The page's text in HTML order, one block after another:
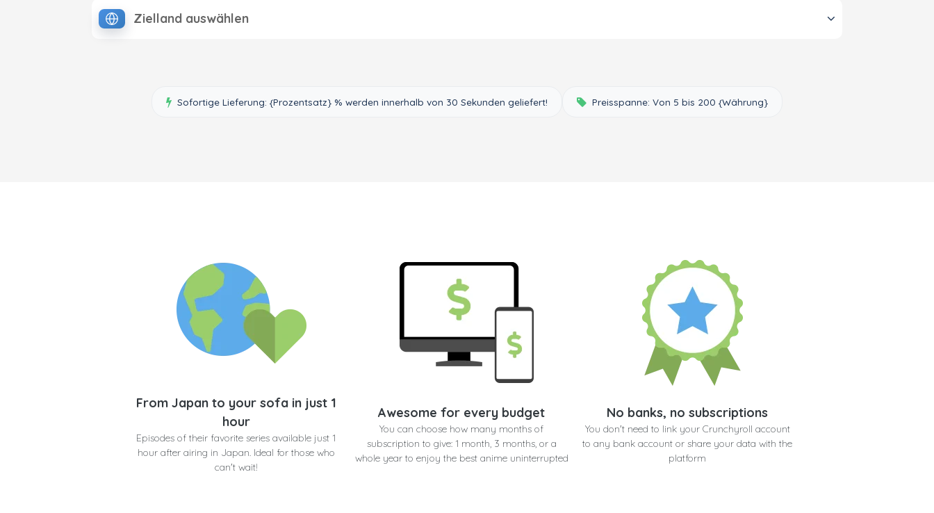
Zielland auswählen
Sofortige Lieferung: {Prozentsatz} % werden innerhalb von 30 Sekunden geliefert! Preisspanne: Von 5 bis 200 {Währung}
From Japan to your sofa in just 1
hour
Episodes of their favorite series available just 1
hour after airing in Japan. Ideal for those who
can't wait!
Awesome for every budget
You can choose how many months of
subscription to give: 1 month, 3 months, or a
whole year to enjoy the best anime uninterrupted
No banks, no subscriptions
You don't need to link your Crunchyroll account
to any bank account or share your data with the
platform